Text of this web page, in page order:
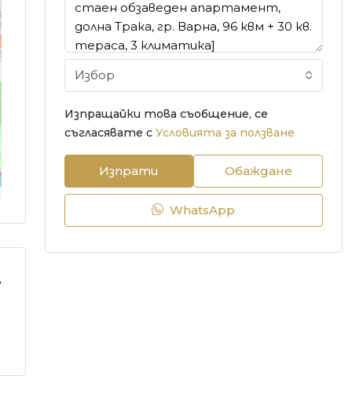
Избор
Изпращайки това съобщение, се
съгласявате с Условията за ползване
Изпрати Обаждане
WhatsApp